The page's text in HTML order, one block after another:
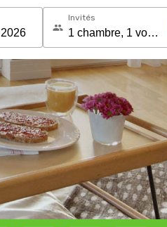
Invités